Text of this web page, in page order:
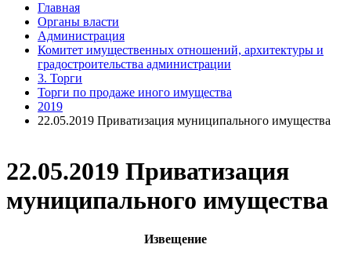
22.05.2019 Приватизация
муниципального имущества
Извещение
Главная
Органы власти
Администрация
Комитет имущественных отношений, архитектуры и
градостроительства администрации
3. Торги
Торги по продаже иного имущества
2019
22.05.2019 Приватизация муниципального имущества